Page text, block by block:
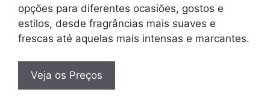
opções para diferentes ocasiões, gostos e
estilos, desde fragrâncias mais suaves e
frescas até aquelas mais intensas e marcantes.
Veja os Preços